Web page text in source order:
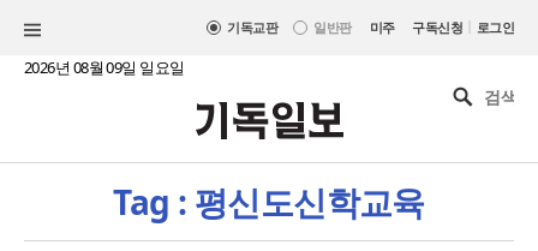
기독교판 일반판 미주 구독신청 | 로그인
2026년 08월 09일 일요일
Tag : 평신도신학교육